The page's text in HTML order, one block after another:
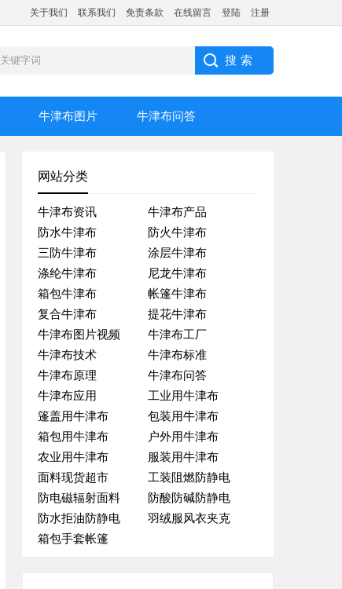
关于我们 联系我们 免责条款 在线留言 登陆 注册
牛津布图片 牛津布问答
网站分类
牛津布资讯
牛津布产品
防水牛津布
防火牛津布
三防牛津布
涂层牛津布
涤纶牛津布
尼龙牛津布
箱包牛津布
帐篷牛津布
复合牛津布
提花牛津布
牛津布图片视频
牛津布工厂
牛津布技术
牛津布标准
牛津布原理
牛津布问答
牛津布应用
工业用牛津布
篷盖用牛津布
包装用牛津布
箱包用牛津布
户外用牛津布
农业用牛津布
服装用牛津布
面料现货超市
工装阻燃防静电
防电磁辐射面料
防酸防碱防静电
防水拒油防静电
羽绒服风衣夹克
箱包手套帐篷